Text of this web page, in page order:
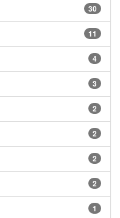
30
11
4
3
2
2
2
2
1